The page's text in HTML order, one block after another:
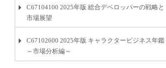
C67104100 2025年版 総合デベロッパーの戦略と
市場展望
C67102600 2025年版 キャラクタービジネス年鑑
～市場分析編～